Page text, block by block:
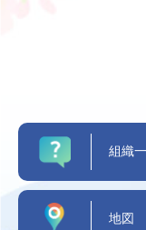
組織
地図